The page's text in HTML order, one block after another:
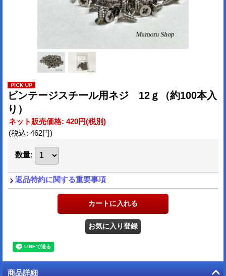
ビンテージスチール用ネジ 12ｇ（約100本入
り）
ネット販売価格: 420円(税別)
(税込: 462円)
数量:
返品特約に関する重要事項
商品詳細